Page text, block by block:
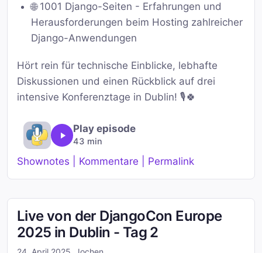
🌐 1001 Django-Seiten - Erfahrungen und
Herausforderungen beim Hosting zahlreicher
Django-Anwendungen
Hört rein für technische Einblicke, lebhafte
Diskussionen und einen Rückblick auf drei
intensive Konferenztage in Dublin! 🎙️🍀
Play episode
43 min
Shownotes | Kommentare | Permalink
Live von der DjangoCon Europe
2025 in Dublin - Tag 2